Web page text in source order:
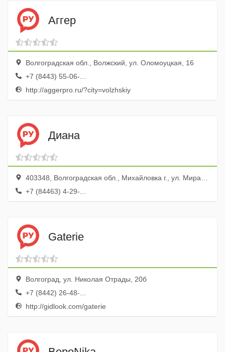
Аггер
Волгоградская обл., Волжский, ул. Оломоуцкая, 16
+7 (8443) 55-06-...
http://aggerpro.ru/?city=volzhskiy
Диана
403348, Волгоградская обл., Михайловка г., ул. Мира, 81
+7 (84463) 4-29-...
Gaterie
Волгоград, ул. Николая Отрады, 20б
+7 (8442) 26-48-...
http://gidlook.com/gaterie